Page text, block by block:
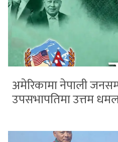
अमेरिकामा नेपाली
उपसभापतिमा उत्तम